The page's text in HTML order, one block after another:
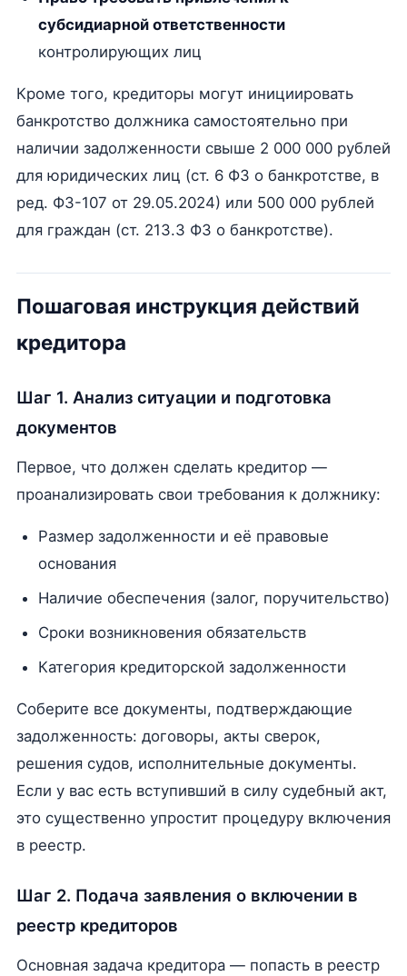
субсидиарной ответственности
контролирующих лиц
Кроме того, кредиторы могут инициировать
банкротство должника самостоятельно при
наличии задолженности свыше 2 000 000 рублей
для юридических лиц (ст. 6 ФЗ о банкротстве, в
ред. ФЗ-107 от 29.05.2024) или 500 000 рублей
для граждан (ст. 213.3 ФЗ о банкротстве).
Пошаговая инструкция действий
кредитора
Шаг 1. Анализ ситуации и подготовка
документов
Первое, что должен сделать кредитор —
проанализировать свои требования к должнику:
Размер задолженности и её правовые
основания
Наличие обеспечения (залог, поручительство)
Сроки возникновения обязательств
Категория кредиторской задолженности
Соберите все документы, подтверждающие
задолженность: договоры, акты сверок,
решения судов, исполнительные документы.
Если у вас есть вступивший в силу судебный акт,
это существенно упростит процедуру включения
в реестр.
Шаг 2. Подача заявления о включении в
реестр кредиторов
Основная задача кредитора — попасть в реестр